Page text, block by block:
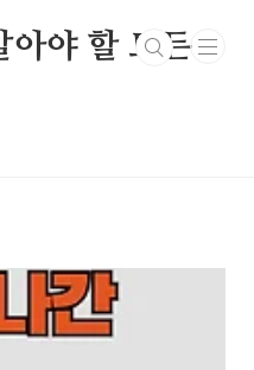
아야 할 모든